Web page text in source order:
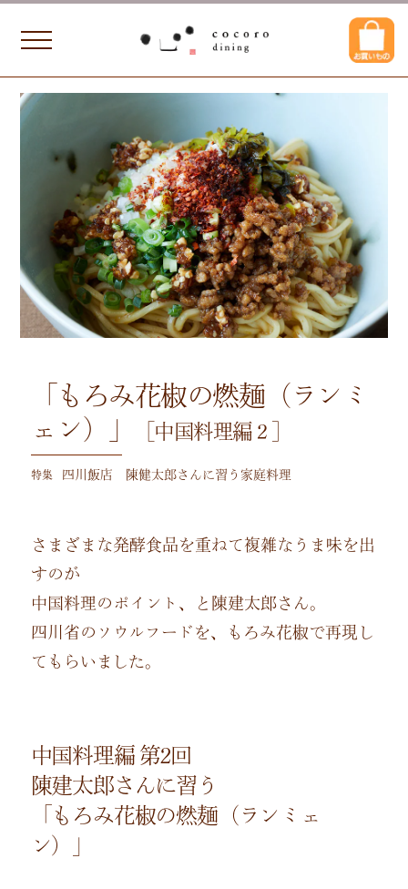
特集 四川飯店 陳健太郎さんに習う家庭料理
「もろみ花椒の燃麺（ランミ
ェン）」
［中国料理編２］
さまざまな発酵食品を重ねて複雑なうま味を出
すのが
中国料理のポイント、と陳建太郎さん。
四川省のソウルフードを、もろみ花椒で再現し
てもらいました。
中国料理編 第2回
陳建太郎さんに習う
「もろみ花椒の燃麺（ランミェ
ン）」